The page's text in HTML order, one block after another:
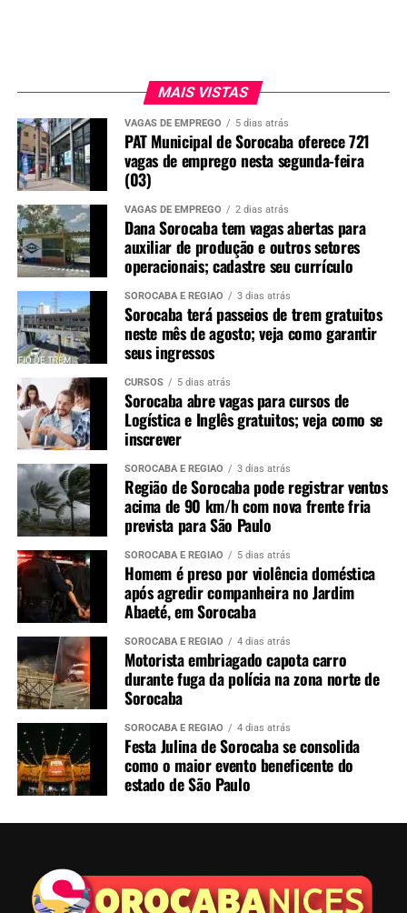
MAIS VISTAS
VAGAS DE EMPREGO 5 dias atrás
PAT Municipal de Sorocaba oferece 721
vagas de emprego nesta segunda-feira
(03)
VAGAS DE EMPREGO 2 dias atrás
Dana Sorocaba tem vagas abertas para
auxiliar de produção e outros setores
operacionais; cadastre seu currículo
SOROCABA E REGIÃO 3 dias atrás
Sorocaba terá passeios de trem gratuitos
neste mês de agosto; veja como garantir
seus ingressos
CURSOS 5 dias atrás
Sorocaba abre vagas para cursos de
Logística e Inglês gratuitos; veja como se
inscrever
SOROCABA E REGIÃO 3 dias atrás
Região de Sorocaba pode registrar ventos
acima de 90 km/h com nova frente fria
prevista para São Paulo
SOROCABA E REGIÃO 5 dias atrás
Homem é preso por violência doméstica
após agredir companheira no Jardim
Abaeté, em Sorocaba
SOROCABA E REGIÃO 4 dias atrás
Motorista embriagado capota carro
durante fuga da polícia na zona norte de
Sorocaba
SOROCABA E REGIÃO 4 dias atrás
Festa Julina de Sorocaba se consolida
como o maior evento beneficente do
estado de São Paulo